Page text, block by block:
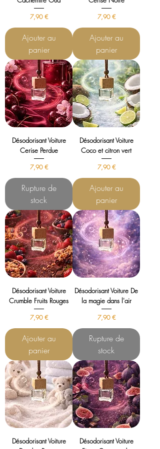
Prix
7,90 €
Ajouter au
panier
Prix
7,90 €
Ajouter au
panier
Désodorisant Voiture
Cerise Perdue
Prix
7,90 €
Rupture de
stock
Désodorisant Voiture
Coco et citron vert
Prix
7,90 €
Ajouter au
panier
Désodorisant Voiture
Crumble Fruits Rouges
Prix
7,90 €
Ajouter au
panier
Désodorisant Voiture De
la magie dans l'air
Prix
7,90 €
Rupture de
stock
Désodorisant Voiture
Désodorisant Voiture